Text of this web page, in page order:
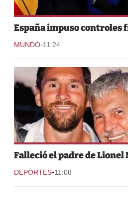
España impuso controles
MUNDO-11:24
Falleció el padre de Lionel
DEPORTES-11:08